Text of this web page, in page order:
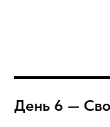
День 6 —